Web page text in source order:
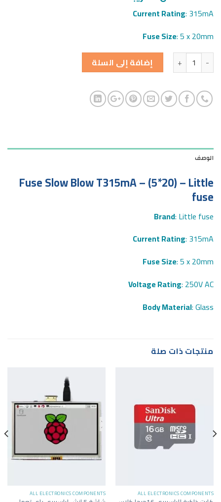
Current Rating: 315mA
Fuse Size: 5 x 20mm
الكمية إضافة إلى السلة
الوصف
Fuse Slow Blow T315mA – (5*20) – Little
fuse
Brand: Little fuse
Current Rating: 315mA
Fuse Size: 5 x 20mm
Voltage Rating: 250V AC
Body Material: Glass
منتجات ذات صلة
ALL ELECTRONICS COMPONENTS
ALL ELECTRONICS COMPONENTS